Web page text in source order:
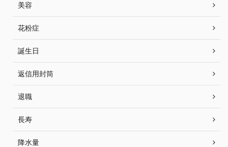
美容
花粉症
誕生日
返信用封筒
退職
長寿
降水量